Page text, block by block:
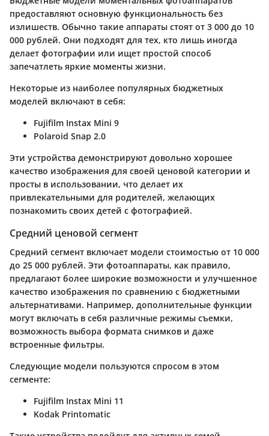
предоставляют основную функциональность без
излишеств. Обычно такие аппараты стоят от 3 000 до 10
000 рублей. Они подходят для тех, кто лишь иногда
делает фотографии или ищет простой способ
запечатлеть яркие моменты жизни.
Некоторые из наиболее популярных бюджетных
моделей включают в себя:
Fujifilm Instax Mini 9
Polaroid Snap 2.0
Эти устройства демонстрируют довольно хорошее
качество изображения для своей ценовой категории и
просты в использовании, что делает их
привлекательными для родителей, желающих
познакомить своих детей с фотографией.
Средний ценовой сегмент
Средний сегмент включает модели стоимостью от 10 000
до 25 000 рублей. Эти фотоаппараты, как правило,
предлагают более широкие возможности и улучшенное
качество изображения по сравнению с бюджетными
альтернативами. Например, дополнительные функции
могут включать в себя различные режимы съемки,
возможность выбора формата снимков и даже
встроенные фильтры.
Следующие модели пользуются спросом в этом
сегменте:
Fujifilm Instax Mini 11
Kodak Printomatic